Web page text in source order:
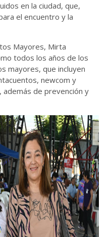
en la ciudad, que,
el encuentro y la
Mayores, Mirta
todos los años de los
mayores, que incluyen
newcom y
de prevención y